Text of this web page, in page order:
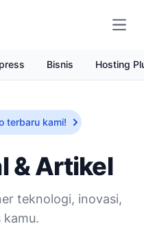
Bisnis Hosting
terbaru kami!
& Artikel
teknologi, inovasi,
kamu.